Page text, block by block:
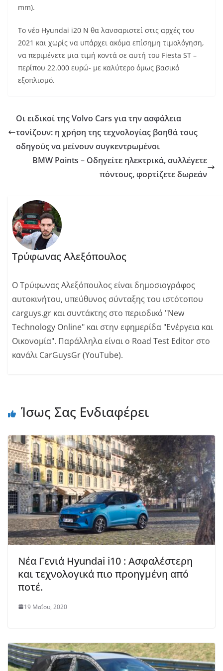
mm).
Το νέο Hyundai i20 N θα λανσαριστεί στις αρχές του
2021 και χωρίς να υπάρχει ακόμα επίσημη τιμολόγηση,
να περιμένετε μια τιμή κοντά σε αυτή του Fiesta ST –
περίπου 22.000 ευρώ- με καλύτερο όμως βασικό
εξοπλισμό.
Οι ειδικοί της Volvo Cars για την ασφάλεια
τονίζουν: η χρήση της τεχνολογίας βοηθά τους
οδηγούς να μείνουν συγκεντρωμένοι
BMW Points – Οδηγείτε ηλεκτρικά, συλλέγετε
πόντους, φορτίζετε δωρεάν
Τρύφωνας Αλεξόπουλος
Ο Τρύφωνας Αλεξόπουλος είναι δημοσιογράφος
αυτοκινήτου, υπεύθυνος σύνταξης του ιστότοπου
carguys.gr και συντάκτης στο περιοδικό "New
Technology Online" και στην εφημερίδα "Ενέργεια και
Οικονομία". Παράλληλα είναι o Road Test Editor στο
κανάλι CarGuysGr (YouTube).
Ίσως Σας Ενδιαφέρει
Νέα Γενιά Hyundai i10 : Ασφαλέστερη
και τεχνολογικά πιο προηγμένη από
ποτέ.
19 Μαΐου, 2020